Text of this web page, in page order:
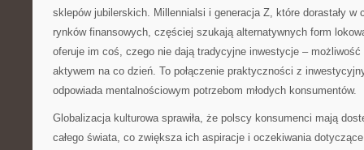
sklepów jubilerskich. Millennialsi i generacja Z, które dorastały w
rynków finansowych, częściej szukają alternatywnych form
oferuje im coś, czego nie dają tradycyjne inwestycje –
aktywem na co dzień. To połączenie praktyczności z
odpowiada mentalnościowym potrzebom młodych konsumentów.
Globalizacja kulturowa sprawiła, że polscy konsumenci mają
całego świata, co zwiększa ich aspiracje i oczekiwania